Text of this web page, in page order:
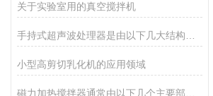
关于实验室用的真空搅拌机
小型高剪切乳化机的应用领域